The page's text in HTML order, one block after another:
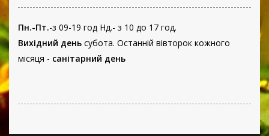
Пн.-Пт.-з 09-19 год Нд.- з 10 до 17 год.
Вихідний день субота. Останній вівторок кожного
місяця - санітарний день